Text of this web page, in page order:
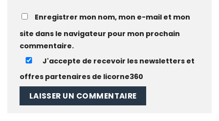
Enregistrer mon nom, mon e-mail et mon
site dans le navigateur pour mon prochain
commentaire.
J'accepte de recevoir les newsletters et
offres partenaires de licorne360